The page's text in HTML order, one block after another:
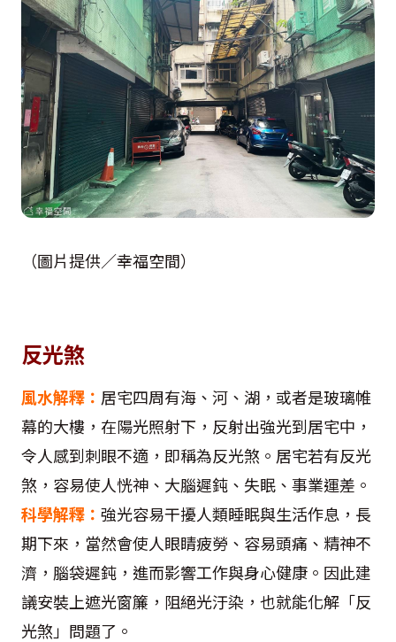
（圖片提供／幸福空間）
反光煞
風水解釋： 居宅四周有海、河、湖，或者是玻璃帷
幕的大樓，在陽光照射下，反射出強光到居宅中，
令人感到刺眼不適，即稱為反光煞。居宅若有反光
煞，容易使人恍神、大腦遲鈍、失眠、事業運差。
科學解釋： 強光容易干擾人類睡眠與生活作息，長
期下來，當然會使人眼睛疲勞、容易頭痛、精神不
濟，腦袋遲鈍，進而影響工作與身心健康。因此建
議安裝上遮光窗簾，阻絕光汙染，也就能化解「反
光煞」問題了。